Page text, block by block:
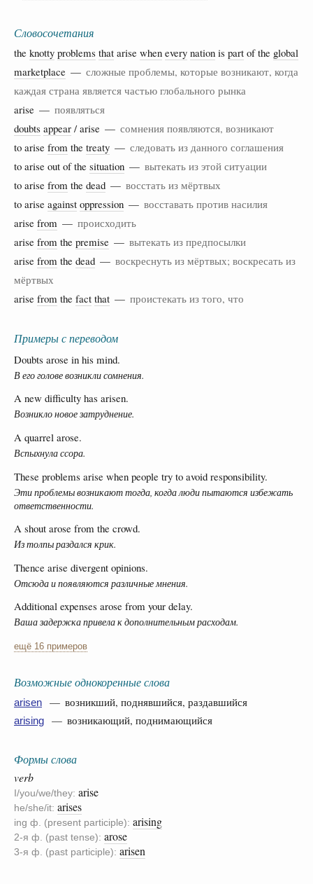
Словосочетания
the knotty problems that arise when every nation is part of the global
marketplace — сложные проблемы, которые возникают, когда
каждая страна является частью глобального рынка
arise — появляться
doubts appear / arise — сомнения появляются, возникают
to arise from the treaty — следовать из данного соглашения
to arise out of the situation — вытекать из этой ситуации
to arise from the dead — восстать из мёртвых
to arise against oppression — восставать против насилия
arise from — происходить
arise from the premise — вытекать из предпосылки
arise from the dead — воскреснуть из мёртвых; воскресать из
мёртвых
arise from the fact that — проистекать из того, что
Примеры с переводом
Doubts arose in his mind.
В его голове возникли сомнения.
A new difficulty has arisen.
Возникло новое затруднение.
A quarrel arose.
Вспыхнула ссора.
These problems arise when people try to avoid responsibility.
Эти проблемы возникают тогда, когда люди пытаются избежать
ответственности.
A shout arose from the crowd.
Из толпы раздался крик.
Thence arise divergent opinions.
Отсюда и появляются различные мнения.
Additional expenses arose from your delay.
Ваша задержка привела к дополнительным расходам.
ещё 16 примеров
Возможные однокоренные слова
arisen — возникший, поднявшийся, раздавшийся
arising — возникающий, поднимающийся
Формы слова
verb
I/you/we/they: arise
he/she/it: arises
ing ф. (present participle): arising
2-я ф. (past tense): arose
3-я ф. (past participle): arisen